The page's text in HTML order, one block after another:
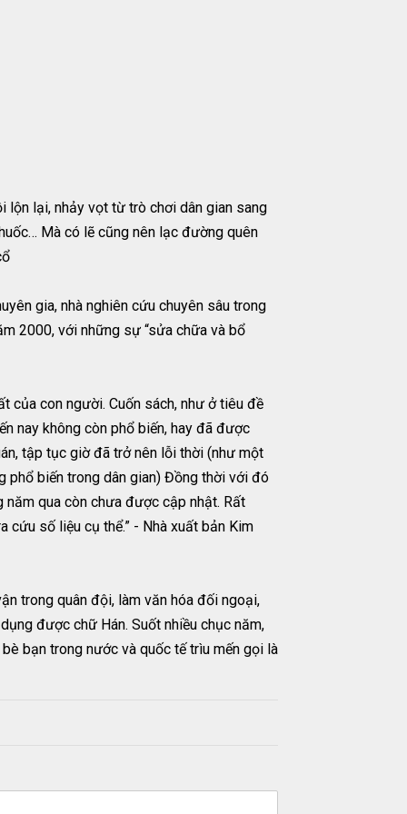
lộn lại, nhảy vọt từ trò chơi dân gian sang
Mà có lẽ cũng nên lạc đường quên
gia, nhà nghiên cứu chuyên sâu trong
2000, với những sự “sửa chữa và bổ
của con người. Cuốn sách, như ở tiêu đề
nay không còn phổ biến, hay đã được
tập tục giờ đã trở nên lỗi thời (như một
phổ biến trong dân gian) Đồng thời với đó
năm qua còn chưa được cập nhật. Rất
cứu số liệu cụ thể.” - Nhà xuất bản Kim
trong quân đội, làm văn hóa đối ngoại,
được chữ Hán. Suốt nhiều chục năm,
bạn trong nước và quốc tế trìu mến gọi là